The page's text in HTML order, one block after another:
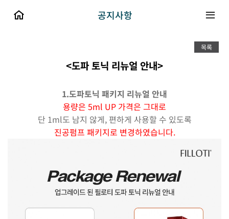
공지사항
목록
<도파 토닉 리뉴얼 안내>
1.도파토닉 패키지 리뉴얼 안내
용량은 5ml UP 가격은 그대로
단 1ml도 남지 않게, 편하게 사용할 수 있도록
진공펌프 패키지로 변경하였습니다.